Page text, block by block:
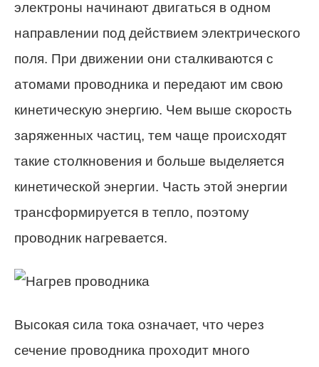
электроны начинают двигаться в одном
направлении под действием электрического
поля. При движении они сталкиваются с
атомами проводника и передают им свою
кинетическую энергию. Чем выше скорость
заряженных частиц, тем чаще происходят
такие столкновения и больше выделяется
кинетической энергии. Часть этой энергии
трансформируется в тепло, поэтому
проводник нагревается.
Высокая сила тока означает, что через
сечение проводника проходит много